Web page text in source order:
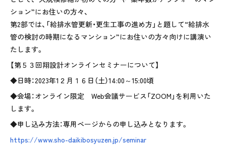
ション”にお住いの方々、
第2部では、「給排水管更新・更生工事の進め方」と題して“給排水
管の検討の時期になるマンション”にお住いの方々向けに講演い
たします。
【第５３回翔設計オンラインセミナーについて】
◆日時：2023年1 ２月１６日（土）14:00 ～15:00頃
◆会場：オンライン限定 Web会議サービス「ZOOM 」を利用いた
します。
◆申し込み方法：専用ページからの申し込みとなります。
https://www.sho-daikibosyuzen.jp/seminar